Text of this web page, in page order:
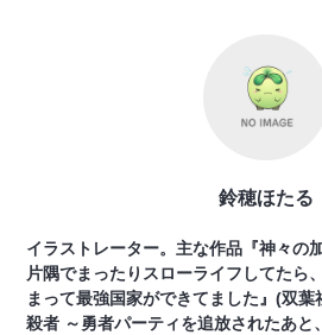
鈴穂ほたる
イラストレーター。主な作品『神々の
片隅でまったりスローライフしてたら
まって最強国家ができてました』(双
殺者 ～勇者パーティを追放されたあと